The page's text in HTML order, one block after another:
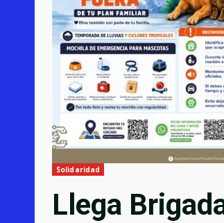
Solidaridad
Llega